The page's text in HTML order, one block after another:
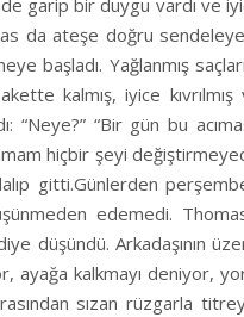
garip bir duygu vardı ve
da ateşe doğru
başladı. Yağlanmış
kalmış, iyice
“Neye?” “Bir gün bu
hiçbir şeyi
gitti.Günlerden
edemedi.
düşündü. Arkadaşının
ayağa kalkmayı
sızan rüzgarla